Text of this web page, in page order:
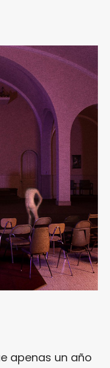
apenas un año